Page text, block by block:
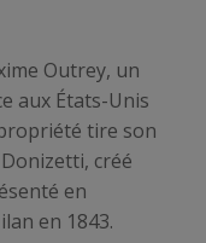
Outrey, un
aux États-Unis
tire son
créé
en
en 1843.